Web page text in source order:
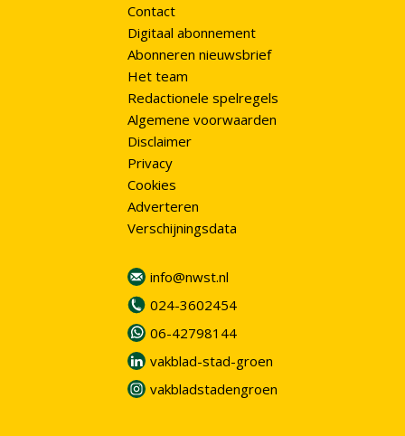
Contact
Digitaal abonnement
Abonneren nieuwsbrief
Het team
Redactionele spelregels
Algemene voorwaarden
Disclaimer
Privacy
Cookies
Adverteren
Verschijningsdata
info@nwst.nl
024-3602454
06-42798144
vakblad-stad-groen
vakbladstadengroen